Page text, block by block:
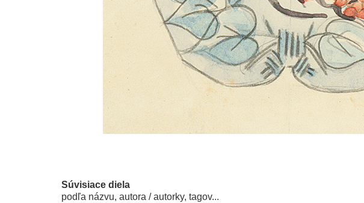
Súvisiace diela
podľa názvu, autora / autorky, tagov...